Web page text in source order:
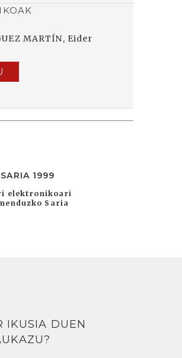
MARTÍN, Eider
1999
elektronikoari
Saria
IKUSIA DUEN